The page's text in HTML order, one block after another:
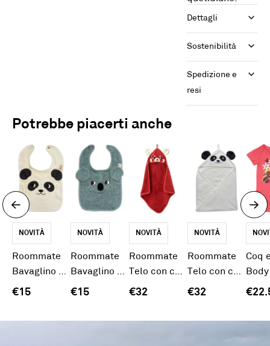
Dettagli
Sostenibilità
Spedizione e
resi
Potrebbe piacerti anche
NOVITÀ
Roommate
Bavaglino Panda
€15
NOVITÀ
Roommate
Bavaglino Koala
€15
NOVITÀ
Roommate
Telo con cappuccio Panda Rosso
€32
NOVITÀ
Roommate
Telo con cappuccio Panda
€32
Coq